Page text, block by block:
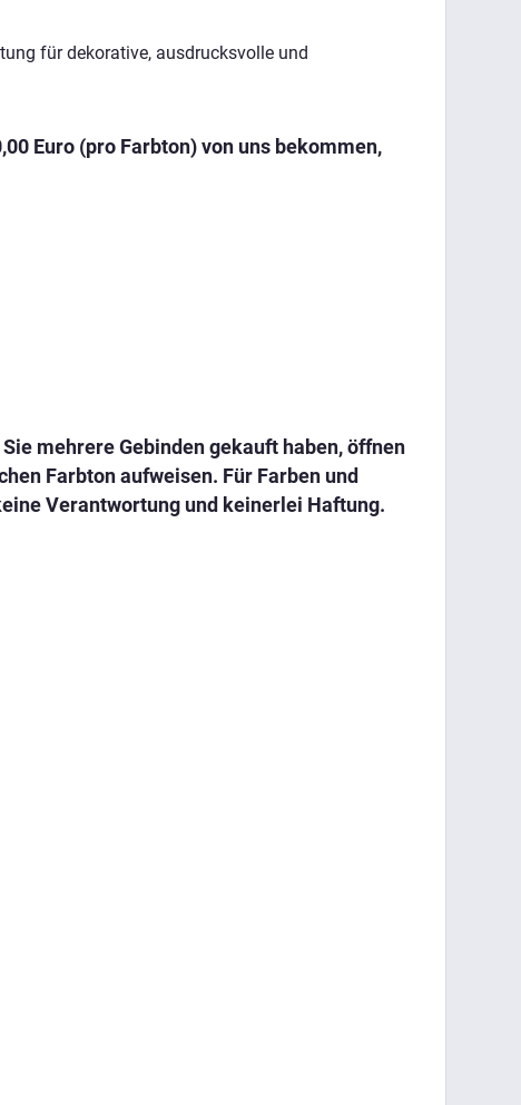
für dekorative, ausdrucksvolle und
Euro (pro Farbton) von uns bekommen,
mehrere Gebinden gekauft haben, öffnen
Farbton aufweisen. Für Farben und
Verantwortung und keinerlei Haftung.